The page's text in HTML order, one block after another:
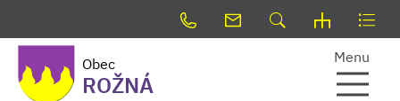
Obec
ROŽNÁ
Menu